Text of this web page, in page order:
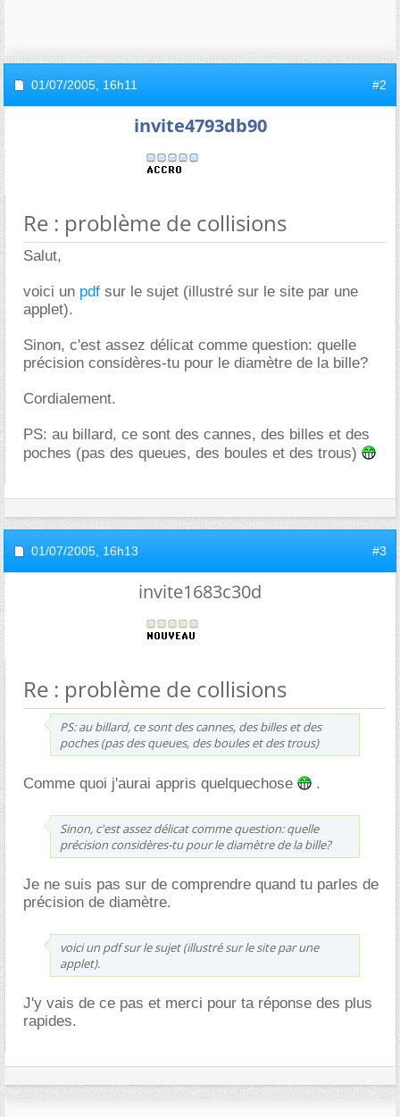
01/07/2005, 16h11 #2
invite4793db90
Re : problème de collisions
Salut,
voici un pdf sur le sujet (illustré sur le site par une
applet).
Sinon, c'est assez délicat comme question: quelle
précision considères-tu pour le diamètre de la bille?
Cordialement.
PS: au billard, ce sont des cannes, des billes et des
poches (pas des queues, des boules et des trous)
01/07/2005, 16h13 #3
invite1683c30d
Re : problème de collisions
PS: au billard, ce sont des cannes, des billes et des
poches (pas des queues, des boules et des trous)
Comme quoi j'aurai appris quelquechose .
Sinon, c'est assez délicat comme question: quelle
précision considères-tu pour le diamètre de la bille?
Je ne suis pas sur de comprendre quand tu parles de
précision de diamètre.
voici un pdf sur le sujet (illustré sur le site par une
applet).
J'y vais de ce pas et merci pour ta réponse des plus
rapides.